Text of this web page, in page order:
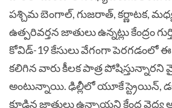
పశ్చిమ బెంగాల్, గుజరాత్, కర్ణాటక,
ఉత్పరివర్తన జాతులు ఉన్నట్లు కేంద్రం
కోవిడ్-19 కేసులు వేగంగా పెరగడంలో
కలిగిన వారు కీలక పాత్ర పోషిస్తున్నారని
అంటున్నాయి. ఢిల్లీలో యూకే స్ట్రెయిన్,
కూడిన జాతులు ఉన్నాయని కేంద్ర వైద్య